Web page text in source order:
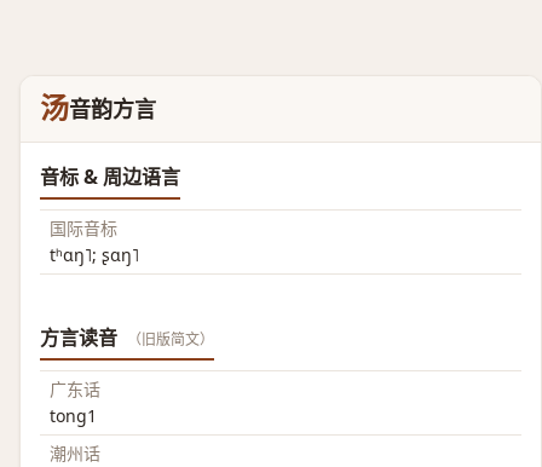
汤音韵方言
音标 & 周边语言
国际音标
tʰɑŋ˥; ʂɑŋ˥
方言读音 （旧版简文）
广东话
tong1
潮州话